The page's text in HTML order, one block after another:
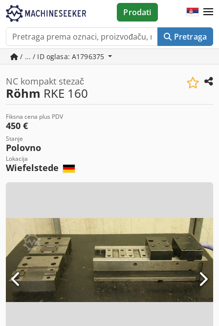
Pretraga
Prodati
/ ... / ID oglasa: A1796375
NC kompakt stezač
Röhm RKE 160
Fiksna cena plus PDV
450 €
Stanje
Polovno
Lokacija
Wiefelstede